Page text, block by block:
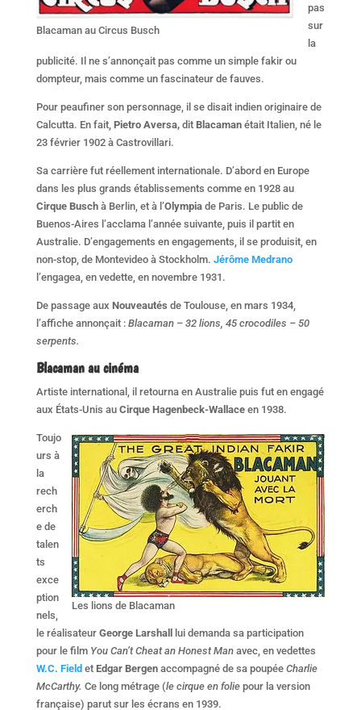
Blacaman au Circus Busch
pas
sur
la
publicité. Il ne s’annonçait pas comme un simple fakir ou
dompteur, mais comme un fascinateur de fauves.
Pour peaufiner son personnage, il se disait indien originaire de
Calcutta. En fait, Pietro Aversa,ditBlacamanétait Italien, né le
23 février 1902 à Castrovillari.
Sa carrière fut réellement internationale. D’abord en Europe
dans les plus grands établissements comme en 1928 au
Cirque Buschà Berlin, et à l’Olympiade Paris. Le public de
Buenos-Aires l’acclama l’année suivante, puis il partit en
Australie. D’engagements en engagements, il se produisit, en
non-stop, de Montevideo à Stockholm. Jérôme Medrano
l’engagea, en vedette, en novembre 1931.
De passage aux Nouveautés de Toulouse, en mars 1934,
l’affiche annonçait : Blacaman – 32 lions, 45 crocodiles – 50
serpents.
Blacaman au cinéma
Artiste international, il retourna en Australie puis fut en engagé
aux États-Unis au Cirque Hagenbeck-Wallace en 1938.
Les lions de Blacaman
Toujo
urs à
la
rech
erch
e de
talen
ts
exce
ption
nels,
le réalisateur George Larshall
lui demanda sa participation
pour le film You Can’t Cheat an Honest Man avec, en vedettes
W.C. Field etEdgar Bergenaccompagné de sa poupée Charlie
McCarthy. Ce long métrage (le cirque en foliepour la version
française) parut sur les écrans en 1939.